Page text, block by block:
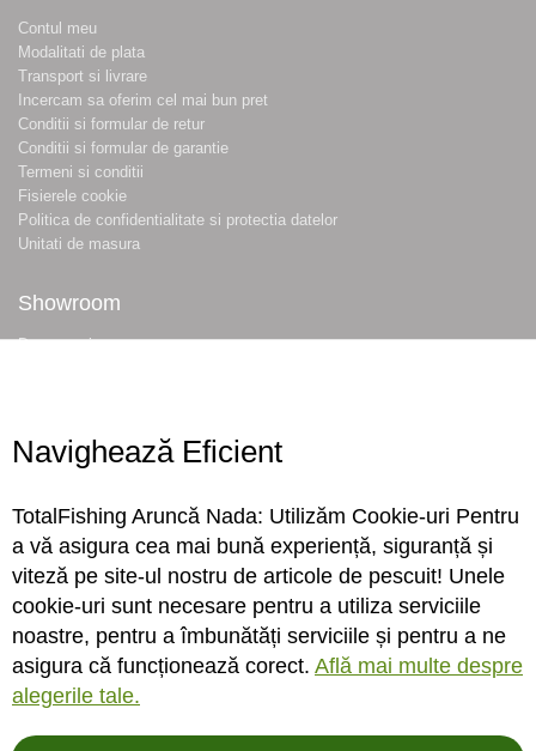
Contul meu
Modalitati de plata
Transport si livrare
Incercam sa oferim cel mai bun pret
Conditii si formular de retur
Conditii si formular de garantie
Termeni si conditii
Fisierele cookie
Politica de confidentialitate si protectia datelor
Unitati de masura
Showroom
Despre noi
Conecteaza-te
Sa ne cunoastem mai bine. Vino alaturi de noi pe reteaua ta preferata. Te
asteptam cu stiri, surprize, concursuri, premii ...
Navighează Eficient
TotalFishing Aruncă Nada: Utilizăm Cookie-uri Pentru
a vă asigura cea mai bună experiență, siguranță și
viteză pe site-ul nostru de articole de pescuit! Unele
cookie-uri sunt necesare pentru a utiliza serviciile
noastre, pentru a îmbunătăți serviciile și pentru a ne
asigura că funcționează corect. Află mai multe despre
alegerile tale.